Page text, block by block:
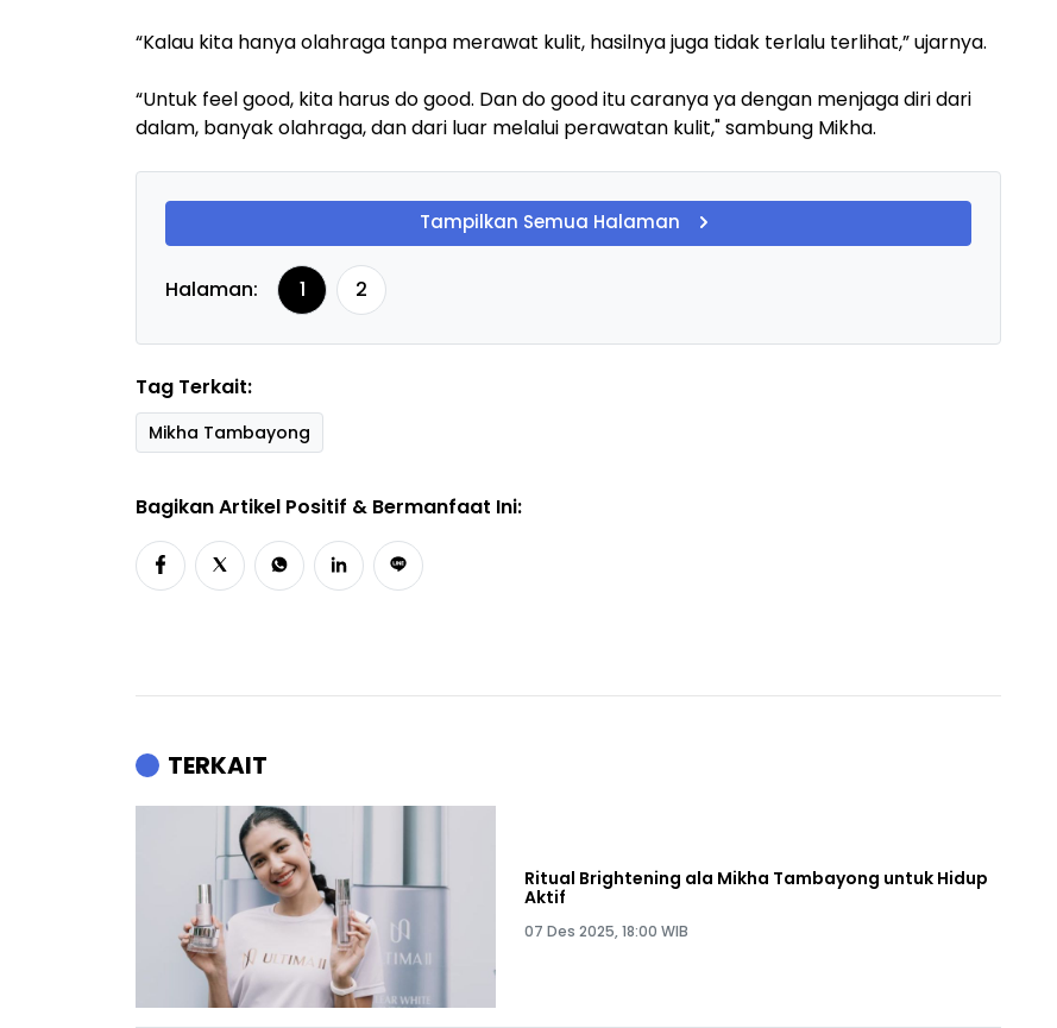
“Kalau kita hanya olahraga tanpa merawat kulit, hasilnya juga tidak terlalu terlihat,” ujarnya.
“Untuk feel good, kita harus do good. Dan do good itu caranya ya dengan menjaga diri dari
dalam, banyak olahraga, dan dari luar melalui perawatan kulit," sambung Mikha.
Tampilkan Semua Halaman
Halaman: 1 2
Tag Terkait:
Mikha Tambayong
Bagikan Artikel Positif & Bermanfaat Ini:
TERKAIT
Ritual Brightening ala Mikha Tambayong untuk Hidup
Aktif
07 Des 2025, 18:00 WIB